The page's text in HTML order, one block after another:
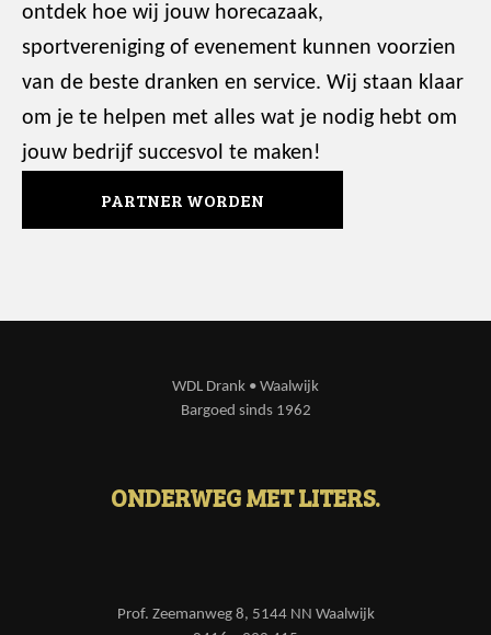
ontdek hoe wij jouw horecazaak,
sportvereniging of evenement kunnen voorzien
van de beste dranken en service. Wij staan klaar
om je te helpen met alles wat je nodig hebt om
jouw bedrijf succesvol te maken!
PARTNER WORDEN
WDL Drank • Waalwijk
Bargoed sinds 1962
ONDERWEG MET LITERS.
Prof. Zeemanweg 8, 5144 NN Waalwijk